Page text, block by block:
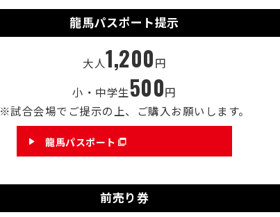
龍馬パスポート提示
大人1,200円
小・中学生500円
※試合会場でご提示の上、ご購入お願いします。
龍馬パスポート
前売り券